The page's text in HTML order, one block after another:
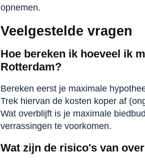
opnemen.
Veelgestelde vragen
Hoe bereken ik hoeveel ik
Rotterdam?
Bereken eerst je maximale
Trek hiervan de kosten koper af
Wat overblijft is je maximale
verrassingen te voorkomen.
Wat zijn de risico's van